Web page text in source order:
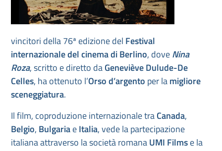
vincitori della 76ª edizione del Festival
internazionale del cinema di Berlino, doveNina
Roza, scritto e diretto daGeneviève Dulude-De
Celles, ha ottenuto l’Orso d’argento per lamigliore
sceneggiatura.
Il film, coproduzione internazionale traCanada,
Belgio, BulgariaeItalia, vede la partecipazione
italiana attraverso la società romanaUMI Filmse la